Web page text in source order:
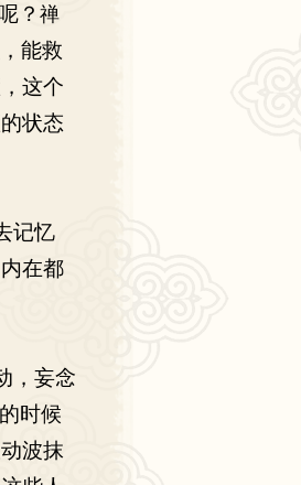
？ 禅
能救
这个
状态
记忆
在都
，妄念
时候
波抹